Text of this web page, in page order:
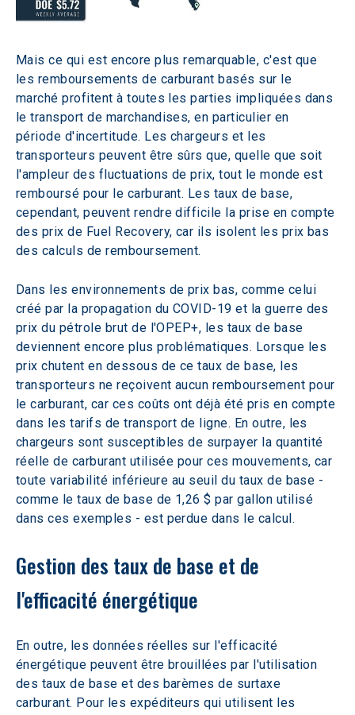
Mais ce qui est encore plus remarquable, c'est que
les remboursements de carburant basés sur le
marché profitent à toutes les parties impliquées dans
le transport de marchandises, en particulier en
période d'incertitude. Les chargeurs et les
transporteurs peuvent être sûrs que, quelle que soit
l'ampleur des fluctuations de prix, tout le monde est
remboursé pour le carburant. Les taux de base,
cependant, peuvent rendre difficile la prise en compte
des prix de Fuel Recovery, car ils isolent les prix bas
des calculs de remboursement.
Dans les environnements de prix bas, comme celui
créé par la propagation du COVID-19 et la guerre des
prix du pétrole brut de l'OPEP+, les taux de base
deviennent encore plus problématiques. Lorsque les
prix chutent en dessous de ce taux de base, les
transporteurs ne reçoivent aucun remboursement pour
le carburant, car ces coûts ont déjà été pris en compte
dans les tarifs de transport de ligne. En outre, les
chargeurs sont susceptibles de surpayer la quantité
réelle de carburant utilisée pour ces mouvements, car
toute variabilité inférieure au seuil du taux de base -
comme le taux de base de 1,26 $ par gallon utilisé
dans ces exemples - est perdue dans le calcul.
Gestion des taux de base et de
l'efficacité énergétique
En outre, les données réelles sur l'efficacité
énergétique peuvent être brouillées par l'utilisation
des taux de base et des barèmes de surtaxe
carburant. Pour les expéditeurs qui utilisent les